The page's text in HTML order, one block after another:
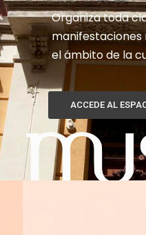
ACCEDE AL
Organiza toda
manifestaciones
el ámbito de la